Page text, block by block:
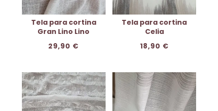
Tela para cortina
Gran Lino Lino
29,90 €
Tela para cortina
Celia
18,90 €